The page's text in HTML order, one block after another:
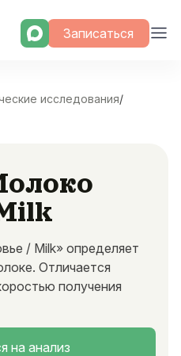
Записаться
исследования/
/ Milk» определяет
Отличается
получения
на анализ